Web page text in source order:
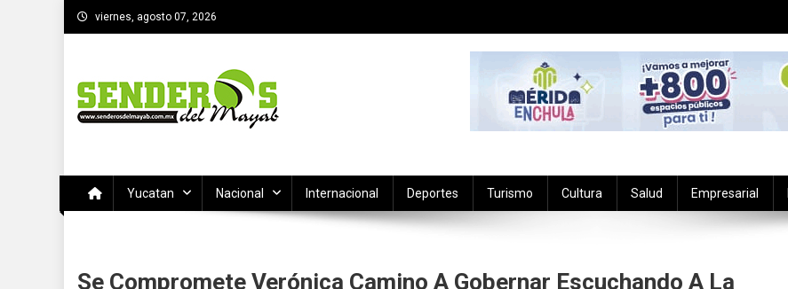
Saltar
al
viernes, agosto 07, 2026
Yucatan Nacional Internacional Deportes Turismo Cultura Salud Empresarial
Se Compromete Verónica Camino A Gobernar Escuchando A La